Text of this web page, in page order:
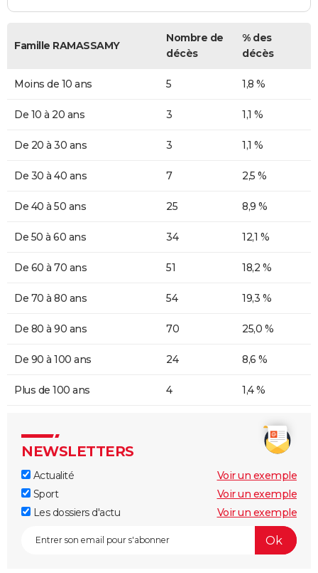
Famille RAMASSAMY
Nombre de
décès
% des
décès
Moins de 10 ans 5 1,8 %
De 10 à 20 ans 3 1,1 %
De 20 à 30 ans 3 1,1 %
De 30 à 40 ans 7 2,5 %
De 40 à 50 ans 25 8,9 %
De 50 à 60 ans 34 12,1 %
De 60 à 70 ans 51 18,2 %
De 70 à 80 ans 54 19,3 %
De 80 à 90 ans 70 25,0 %
De 90 à 100 ans 24 8,6 %
Plus de 100 ans 4 1,4 %
NEWSLETTERS
Actualité
Voir un exemple
Sport
Voir un exemple
Les dossiers d'actu
Voir un exemple